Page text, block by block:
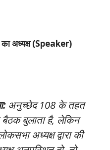
का अध्यक्ष (Speaker)
अनुच्छेद 108 के तहत
बैठक बुलाता है, लेकिन
अध्यक्ष द्वारा की